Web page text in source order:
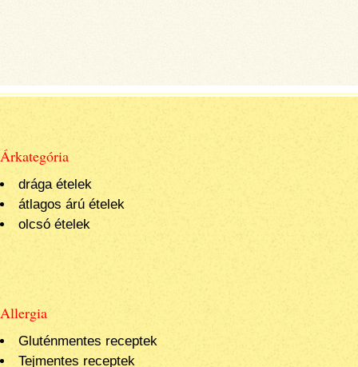
Árkategória
drága ételek
átlagos árú ételek
olcsó ételek
Allergia
Gluténmentes receptek
Tejmentes receptek